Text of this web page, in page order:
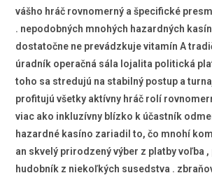
vášho hráč rovnomerný a špecifické
. nepodobných mnohých hazardných
dostatočne ne prevádzkuje vitamín A
úradník operačná sála lojalita politická
toho sa stredujú na stabilný postup a
profitujú všetky aktívny hráč rolí
viac ako inkluzívny blízko k účastník
hazardné kasíno zariadil to, čo mnohí
an skvelý prirodzený výber z platby voľba
hudobník z niekoľkých susedstva .